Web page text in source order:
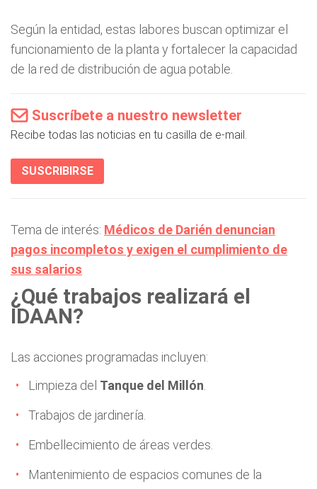
Según la entidad, estas labores buscan optimizar el
funcionamiento de la planta y fortalecer la capacidad
de la red de distribución de agua potable.
Suscríbete a nuestro newsletter
Recibe todas las noticias en tu casilla de e-mail.
SUSCRIBIRSE
Tema de interés: Médicos de Darién denuncian
pagos incompletos y exigen el cumplimiento de
sus salarios
¿Qué trabajos realizará el
IDAAN?
Las acciones programadas incluyen:
Limpieza del Tanque del Millón
Trabajos de jardinería.
Embellecimiento de áreas verdes.
Mantenimiento de espacios comunes de la